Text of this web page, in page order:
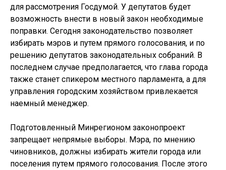
для рассмотрения Госдумой. У депутатов будет
возможность внести в новый закон необходимые
поправки. Сегодня законодательство позволяет
избирать мэров и путем прямого голосования, и по
решению депутатов законодательных собраний. В
последнем случае предполагается, что глава города
также станет спикером местного парламента, а для
управления городским хозяйством привлекается
наемный менеджер.
Подготовленный Минрегионом законопроект
запрещает непрямые выборы. Мэра, по мнению
чиновников, должны избирать жители города или
поселения путем прямого голосования. После этого